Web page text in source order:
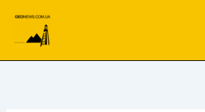
вмісту